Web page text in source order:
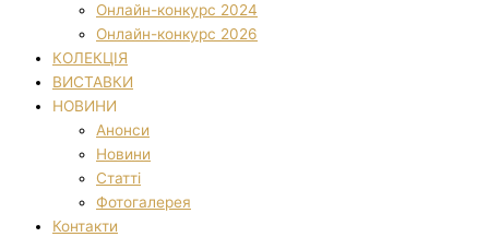
Онлайн-конкурс 2024
Онлайн-конкурс 2026
КОЛЕКЦІЯ
ВИСТАВКИ
НОВИНИ
Анонси
Новини
Статті
Фотогалерея
Контакти